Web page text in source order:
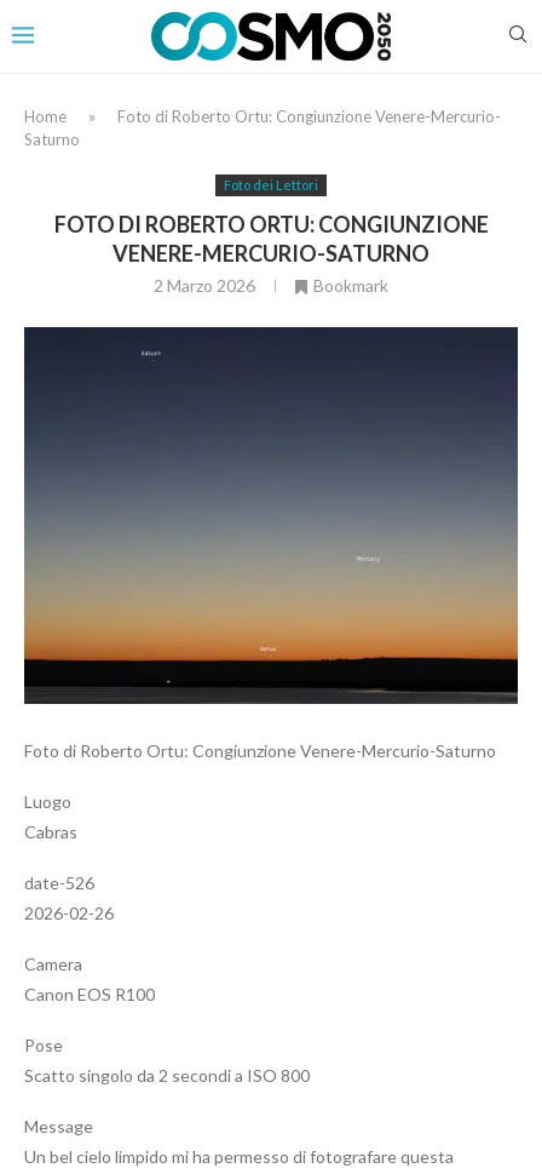
Home »
Foto di Roberto Ortu: Congiunzione Venere-Mercurio-
Saturno
Foto dei Lettori
FOTO DI ROBERTO ORTU: CONGIUNZIONE
VENERE-MERCURIO-SATURNO
2 Marzo 2026 Bookmark
Foto di Roberto Ortu: Congiunzione Venere-Mercurio-Saturno
Luogo
Cabras
date-526
2026-02-26
Camera
Canon EOS R100
Pose
Scatto singolo da 2 secondi a ISO 800
Message
Un bel cielo limpido mi ha permesso di fotografare questa